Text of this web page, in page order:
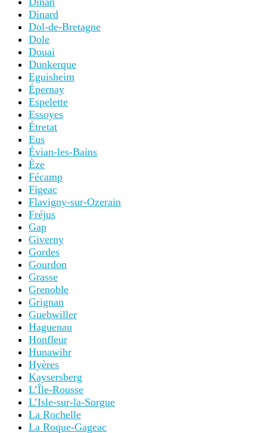
Dinard
Dol-de-Bretagne
Dole
Douai
Dunkerque
Eguisheim
Épernay
Espelette
Essoyes
Étretat
Eus
Évian-les-Bains
Èze
Fécamp
Figeac
Flavigny-sur-Ozerain
Fréjus
Gap
Giverny
Gordes
Gourdon
Grasse
Grenoble
Grignan
Guebwiller
Haguenau
Honfleur
Hunawihr
Hyères
Kaysersberg
L’Île-Rousse
L’Isle-sur-la-Sorgue
La Rochelle
La Roque-Gageac